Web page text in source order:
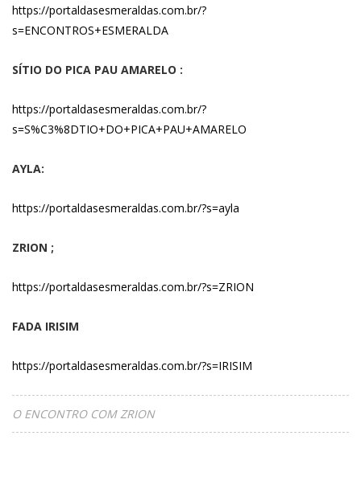
https://portaldasesmeraldas.com.br/?
s=ENCONTROS+ESMERALDA
SÍTIO DO PICA PAU AMARELO :
https://portaldasesmeraldas.com.br/?
s=S%C3%8DTIO+DO+PICA+PAU+AMARELO
AYLA:
https://portaldasesmeraldas.com.br/?s=ayla
ZRION ;
https://portaldasesmeraldas.com.br/?s=ZRION
FADA IRISIM
https://portaldasesmeraldas.com.br/?s=IRISIM
O ENCONTRO COM ZRION